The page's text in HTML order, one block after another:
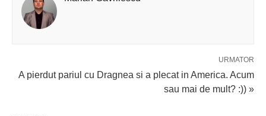
URMATOR
A pierdut pariul cu Dragnea si a plecat in America. Acum
sau mai de mult? :)) »